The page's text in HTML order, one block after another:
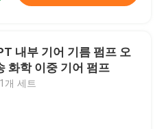
내부 기어 기름 펌프 오
화학 이중 기어 펌프
개 세트